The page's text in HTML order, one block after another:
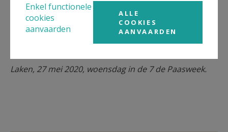
wat wij tot hiertoe willen bereiken.
We waren U nog niet vergeten,
dat wilden wij U laten weten.
Laken, 27 mei 2020, woensdag in de 7 de Paasweek.
Enkel functionele
cookies
aanvaarden
ALLE
COOKIES
AANVAARDEN